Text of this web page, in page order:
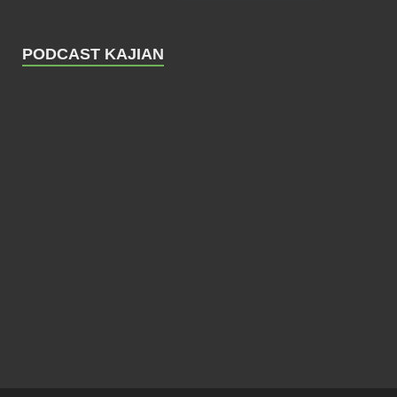
PODCAST KAJIAN